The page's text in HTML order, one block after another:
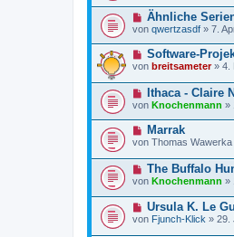
Ähnliche
von qwertzasdf » 7.
Software-
von breitsameter» 4.
Ithaca - Claire
von Knochenmann »
Marrak
von Thomas Wawerka
The Buffalo
von Knochenmann »
Ursula K. Le
von Fjunch-Klick » 29.